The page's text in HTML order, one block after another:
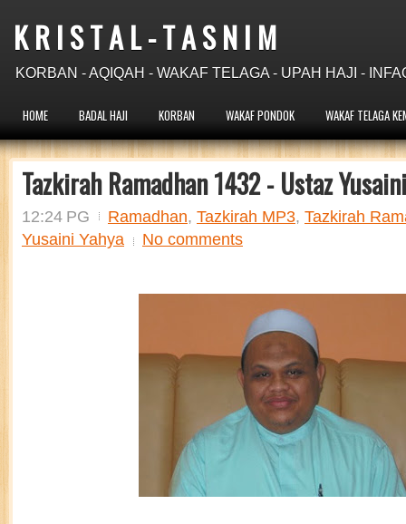
K R I S T A L - T A S N I M
KORBAN - AQIQAH - WAKAF TELAGA - UPAH HAJI -
HOME BADAL HAJI KORBAN WAKAF PONDOK WAKAF TELAGA
Tazkirah Ramadhan 1432 - Ustaz
12:24 PG Ramadhan, Tazkirah MP3, Tazkirah
Yusaini Yahya
No comments